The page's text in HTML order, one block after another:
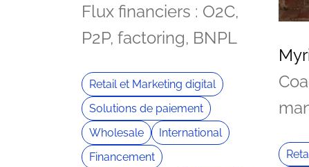
Flux financiers : O2C,
P2P, factoring, BNPL
Retail et Marketing digital
Solutions de paiement
Wholesale
International
Financement